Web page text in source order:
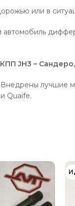
или в
JH3 –
лучшие
Quaife.